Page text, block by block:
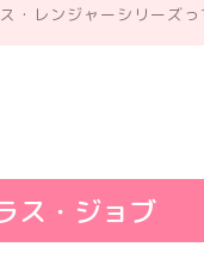
・レンジャーシリーズっ
ス・ジョブ